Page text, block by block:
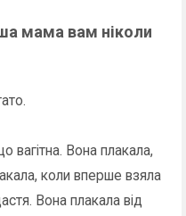
мама вам ніколи
вагітна. Вона плакала,
коли вперше взяла
Вона плакала від